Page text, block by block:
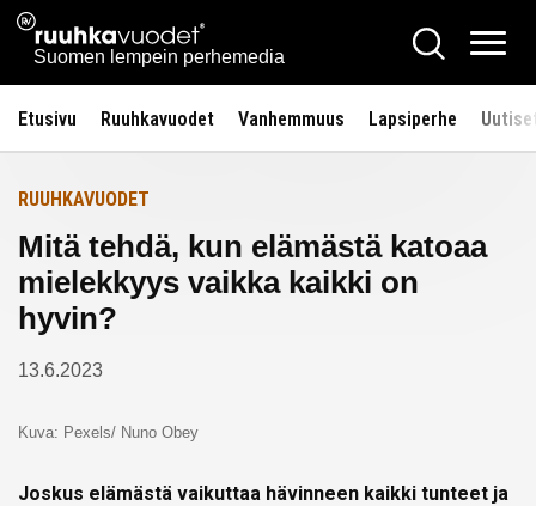
Siirry
sisältöön
Ruuhkavuodet.fi
Suomen lempein perhemedia
Hae
Etusivu Ruuhkavuodet Vanhemmuus Lapsiperhe
Etusivulle
RUUHKAVUODET
Mitä tehdä, kun elämästä katoaa
mielekkyys vaikka kaikki on
hyvin?
13.6.2023
Kuva: Pexels/ Nuno Obey
Joskus elämästä vaikuttaa hävinneen kaikki tunteet ja